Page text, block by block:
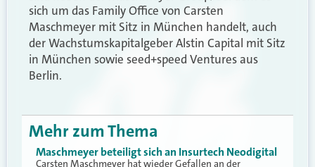
sich um das Family Office von Carsten
Maschmeyer mit Sitz in München handelt, auch
der Wachstumskapitalgeber Alstin Capital mit Sitz
in München sowie seed+speed Ventures aus
Berlin.
Mehr zum Thema
Maschmeyer beteiligt sich an Insurtech Neodigital
Carsten Maschmeyer hat wieder Gefallen an der